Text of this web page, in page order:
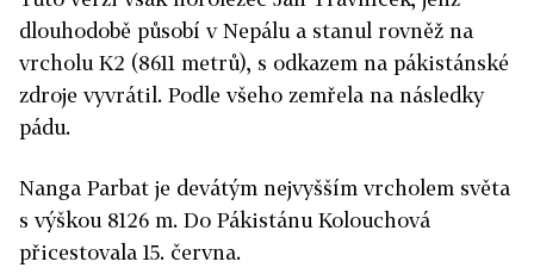
dlouhodobě působí v Nepálu a stanul rovněž na
vrcholu K2 (8611 metrů), s odkazem na pákistánské
zdroje vyvrátil. Podle všeho zemřela na následky
pádu.
Nanga Parbat je devátým nejvyšším vrcholem světa
s výškou 8126 m. Do Pákistánu Kolouchová
přicestovala 15. června.